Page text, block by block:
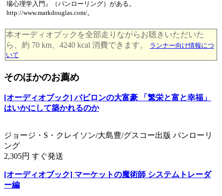
場心理学入門』（パンローリング）がある。
http://www.markdouglas.com/。
本オーディオブックを全部走りながらお聴きいただいた
ら、約 70 km、4240 kcal 消費できます。
ランナー向け情報につ
いて
そのほかのお薦め
[オーディオブック] バビロンの大富豪 「繁栄と富と幸福」
はいかにして築かれるのか
ジョージ・S・クレイソン/大島豊/グスコー出版 パンローリ
ング
2,305円 すぐ発送
[オーディオブック] マーケットの魔術師 システムトレーダ
ー編